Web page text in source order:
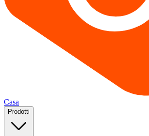
Casa
Prodotti